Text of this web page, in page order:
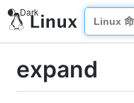
expand